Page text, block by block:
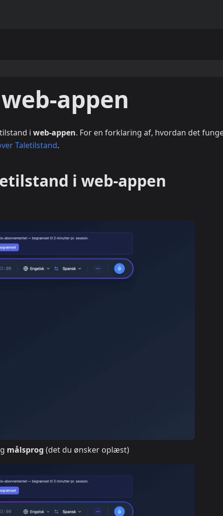
appen
i web-appen. For en forklaring af, hvordan det
Taletilstand.
i web-appen
målsprog (det du ønsker oplæst)